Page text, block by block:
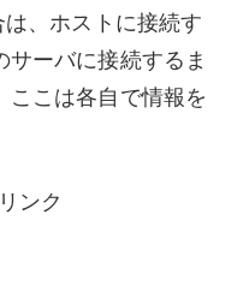
、ホストに接続す
サーバに接続するま
ここは各自で情報を
ンク